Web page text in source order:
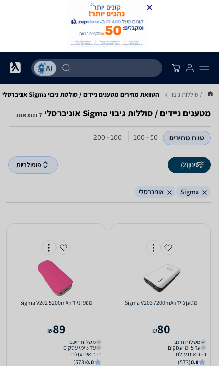
/ סוללות גיבוי השוואת מחירים מטענים ניידים / סוללות גיבוי ‏Sigma ‏אוניברסלי
מטענים ניידים / סוללות גיבוי ‏Sigma ‏אוניברסלי 7 תוצאות
טווח מחירים 50 - 100
100 - 200
סינון(2) פופולריות
Sigma אוניברסלי
מטען נייד Sigma V203 7200mAh
80
₪
משלוח חינם
עד 5 ימי עסקים
ב- רואים עולם
0.0
(573)
מטען נייד Sigma V202 5200mAh
89
₪
משלוח חינם
עד 5 ימי עסקים
ב- רואים עולם
0.0
(573)